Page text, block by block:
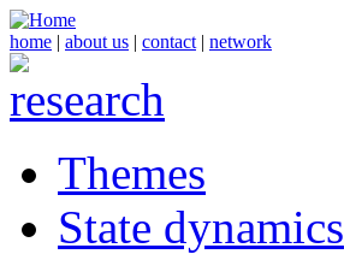
home | about us | contact | network
Themes
State dynamics